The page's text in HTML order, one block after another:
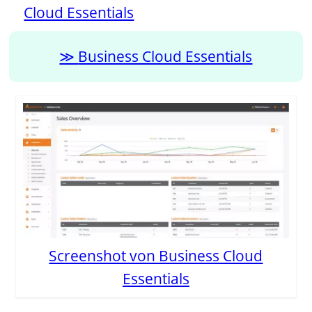
Cloud Essentials
Business Cloud Essentials
Screenshot von Business Cloud
Essentials